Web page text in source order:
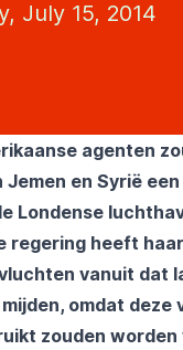
July 15, 2014
agenten
en Syrië
Londense
regering heeft
vanuit dat
omdat deze
zouden worden